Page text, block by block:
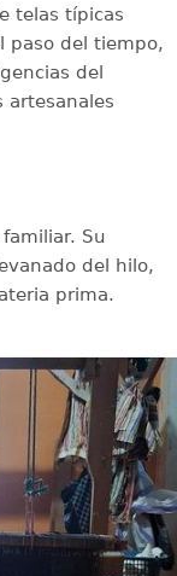
telas típicas
paso del tiempo,
del
artesanales
Su
del hilo,
prima.